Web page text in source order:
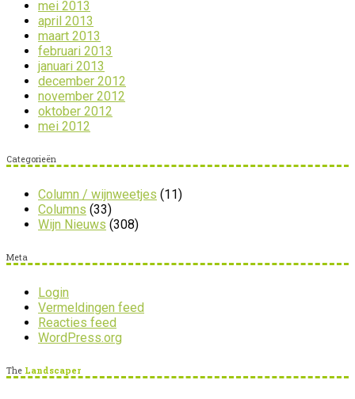
mei 2013
april 2013
maart 2013
februari 2013
januari 2013
december 2012
november 2012
oktober 2012
mei 2012
Categorieën
Column / wijnweetjes (11)
Columns (33)
Wijn Nieuws (308)
Meta
Login
Vermeldingen feed
Reacties feed
WordPress.org
The Landscaper